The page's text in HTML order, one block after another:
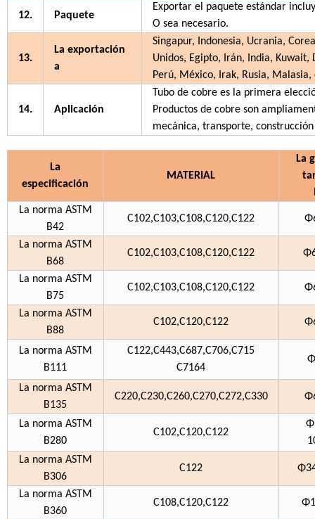
12. Paquete
Exportar el paquete estándar
O sea necesario.
13.
La exportación
a
Singapur, Indonesia, Ucrania,
Unidos, Egipto, Irán, India,
Perú, México, Irak, Rusia, Malasia,
14. Aplicación
Tubo de cobre es la primera
Productos de cobre son
mecánica, transporte,
La
especificación
MATERIAL
La
La norma ASTM
B42
C102,C103,C108,C120,C122
La norma ASTM
B68
C102,C103,C108,C120,C122
La norma ASTM
B75
C102,C103,C108,C120,C122
La norma ASTM
B88
C102,C120,C122
La norma ASTM
B111
C122,C443,C687,C706,C715
C7164
La norma ASTM
B135
C220,C230,C260,C270,C272,C330
La norma ASTM
B280
C102,C120,C122
La norma ASTM
B306
C122
La norma ASTM
B360
C108,C120,C122